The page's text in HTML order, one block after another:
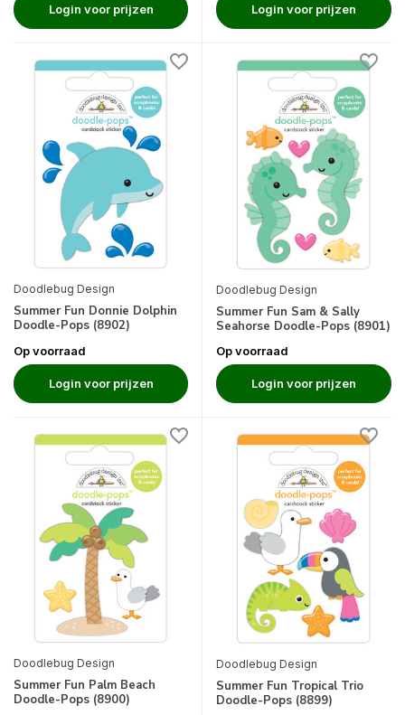
Login voor prijzen Login voor prijzen
Doodlebug Design
Summer Fun Donnie Dolphin
Doodle-Pops (8902)
Op voorraad
Login voor prijzen
Doodlebug Design
Summer Fun Sam & Sally
Seahorse Doodle-Pops (8901)
Op voorraad
Login voor prijzen
Doodlebug Design
Summer Fun Palm Beach
Doodle-Pops (8900)
Doodlebug Design
Summer Fun Tropical Trio
Doodle-Pops (8899)